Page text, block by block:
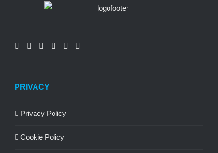
PRIVACY
Privacy Policy
Cookie Policy